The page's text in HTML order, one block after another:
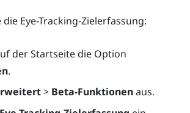
Eye-Tracking-Zielerfassung:
derStartseitedie Option
.
> Beta-Funktionenaus.